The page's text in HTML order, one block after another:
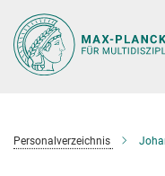
Hauptinhalt
Personalverzeichnis